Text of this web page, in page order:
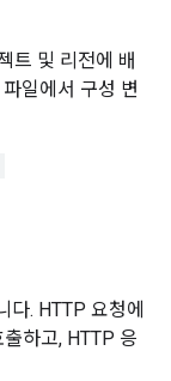
트 및 리전에 배
일에서 구성 변
. HTTP 요청에
하고, HTTP 응